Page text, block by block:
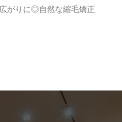
がりに◎自然な縮毛矯正